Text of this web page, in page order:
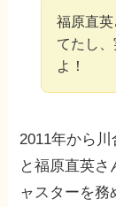
福原直
てたし
よ！
2011年から
と福原直英さ
ャスターを務